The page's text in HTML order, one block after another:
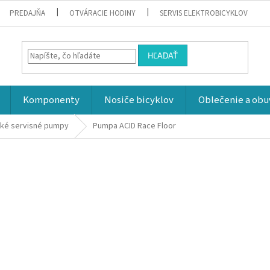
PREDAJŇA OTVÁRACIE HODINY SERVIS ELEKTROBICYKLOV
HĽADAŤ
Komponenty Nosiče bicyklov Oblečenie a
servisné pumpy Pumpa ACID Race Floor